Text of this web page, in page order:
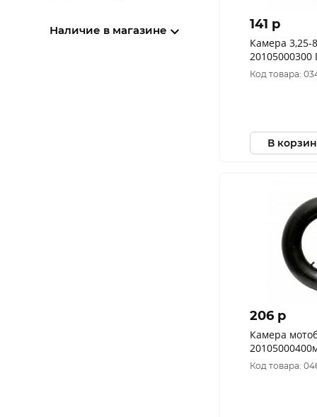
Наличие в магазине 141 p
Камера 3,25-
20105000300
Код товара:
В
206 p
Камера
Код товара: